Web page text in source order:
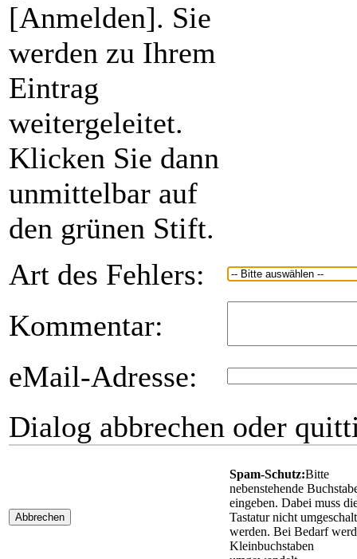
[Anmelden]. Sie
werden zu Ihrem
Eintrag
weitergeleitet.
Klicken Sie dann
unmittelbar auf
den grünen Stift.
Art des Fehlers:
Kommentar:
eMail-Adresse:
Dialog abbrechen oder
Abbrechen
Spam-Schutz:Bitte
nebenstehende
eingeben. Dabei muss
Tastatur nicht
werden. Bei Bedarf
Kleinbuchstaben